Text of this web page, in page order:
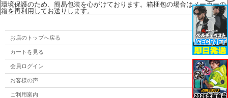
環境保護のため、簡易包装を心がけております。箱梱包の場合はメーカーの
箱を再利用してお送りします。
お店のトップへ戻る
カートを見る
会員ログイン
お客様の声
ご利用案内